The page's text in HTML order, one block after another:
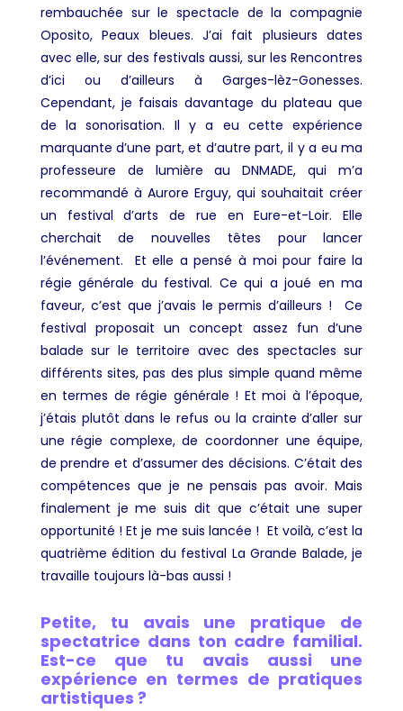
rembauchée sur le spectacle de la compagnie
Oposito, Peaux bleues. J’ai fait plusieurs dates
avec elle, sur des festivals aussi, sur les Rencontres
d’ici ou d’ailleurs à Garges-lèz-Gonesses.
Cependant, je faisais davantage du plateau que
de la sonorisation. Il y a eu cette expérience
marquante d’une part, et d’autre part, il y a eu ma
professeure de lumière au DNMADE, qui m’a
recommandé à Aurore Erguy, qui souhaitait créer
un festival d’arts de rue en Eure-et-Loir. Elle
cherchait de nouvelles têtes pour lancer
l’événement. Et elle a pensé à moi pour faire la
régie générale du festival. Ce qui a joué en ma
faveur, c’est que j’avais le permis d’ailleurs ! Ce
festival proposait un concept assez fun d’une
balade sur le territoire avec des spectacles sur
différents sites, pas des plus simple quand même
en termes de régie générale ! Et moi à l’époque,
j’étais plutôt dans le refus ou la crainte d’aller sur
une régie complexe, de coordonner une équipe,
de prendre et d’assumer des décisions. C’était des
compétences que je ne pensais pas avoir. Mais
finalement je me suis dit que c’était une super
opportunité ! Et je me suis lancée ! Et voilà, c’est la
quatrième édition du festival La Grande Balade, je
travaille toujours là-bas aussi !
Petite, tu avais une pratique de
spectatrice dans ton cadre familial.
Est-ce que tu avais aussi une
expérience en termes de pratiques
artistiques ?